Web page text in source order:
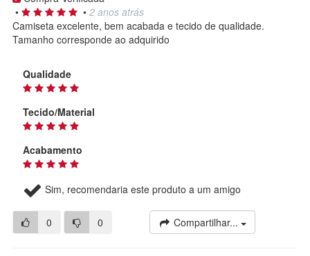
•
• 2 anos atrás
Camiseta excelente, bem acabada e tecido de qualidade.
Tamanho corresponde ao adquirido
Qualidade
Tecido/Material
Acabamento
Sim, recomendaria este produto a um amigo
0 0 Compartilhar...